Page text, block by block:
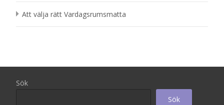
Att välja rätt Vardagsrumsmatta
Sök
Sök